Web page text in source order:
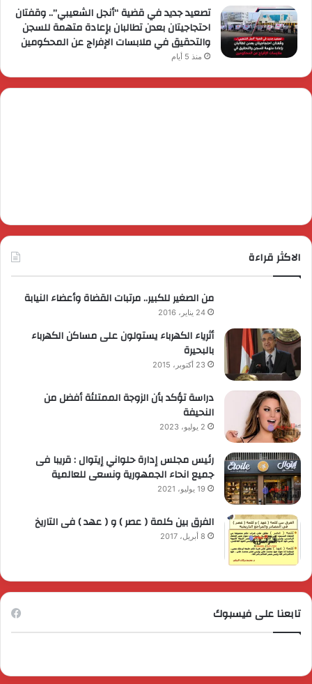
تصعيد جديد في قضية “أنجل الشعيبي”.. وقفتان
احتجاجيتان بعدن تطالبان بإعادة متهمة للسجن
والتحقيق في ملابسات الإفراج عن المحكومين
منذ 5 أيام
الاكثر قراءة
من الصغير للكبير.. مرتبات القضاة وأعضاء النيابة
24 يناير، 2016
أثرياء الكهرباء يستولون على مساكن الكهرباء
بالبحيرة
23 أكتوبر، 2015
دراسة تؤكد بأن الزوجة الممتلئة أفضل من
النحيفة
2 يوليو، 2023
رئيس مجلس إدارة حلواني إيتوال : قريبا فى
جميع انحاء الجمهورية ونسعى للعالمية
19 يوليو، 2021
الفرق بين كلمة ( عصر ) و ( عهد ) فى التاريخ
8 أبريل، 2017
تابعنا على فيسبوك